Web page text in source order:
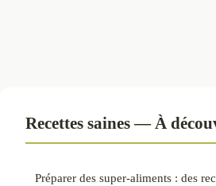
Recettes saines — À
Préparer des super-aliments : des